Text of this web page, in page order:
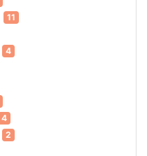
11
4
4
2